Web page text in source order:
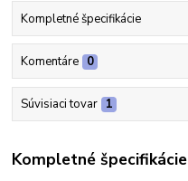
Kompletné špecifikácie
Komentáre 0
Súvisiaci tovar 1
Kompletné špecifikácie